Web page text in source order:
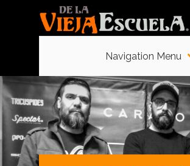
Navigation Menu